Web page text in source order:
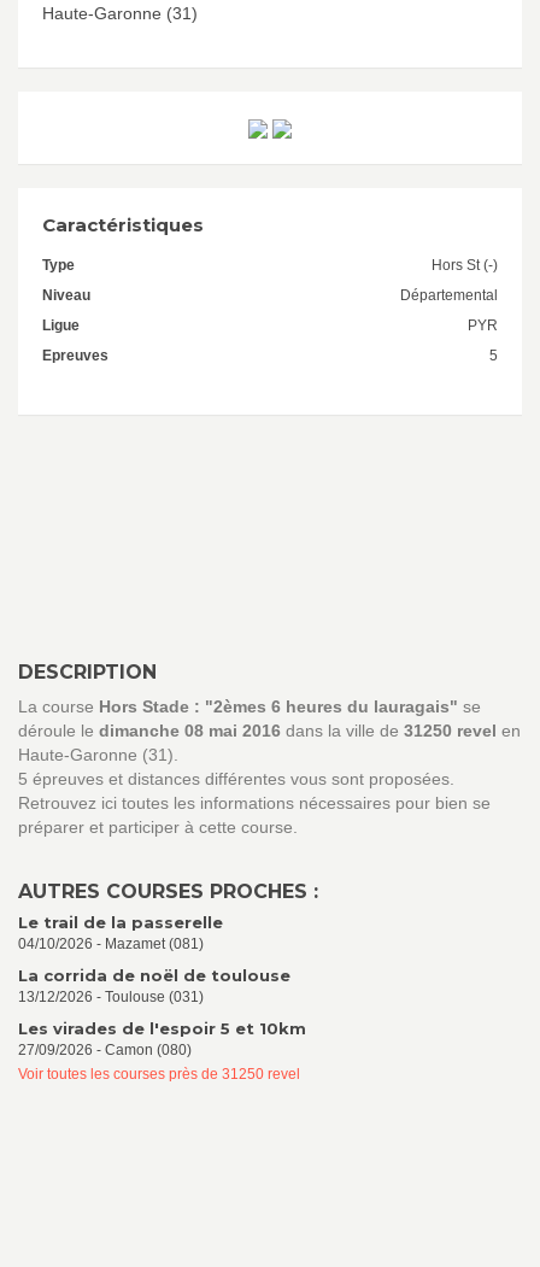
Haute-Garonne (31)
Caractéristiques
Type
Hors St (-)
Niveau
Départemental
Ligue
PYR
Epreuves
5
DESCRIPTION
La course Hors Stade : "2èmes 6 heures du lauragais" se
déroule le dimanche 08 mai 2016 dans la ville de 31250 revel en
Haute-Garonne (31).
5 épreuves et distances différentes vous sont proposées.
Retrouvez ici toutes les informations nécessaires pour bien se
préparer et participer à cette course.
AUTRES COURSES PROCHES :
Le trail de la passerelle
04/10/2026 - Mazamet (081)
La corrida de noël de toulouse
13/12/2026 - Toulouse (031)
Les virades de l'espoir 5 et 10km
27/09/2026 - Camon (080)
Voir toutes les courses près de 31250 revel